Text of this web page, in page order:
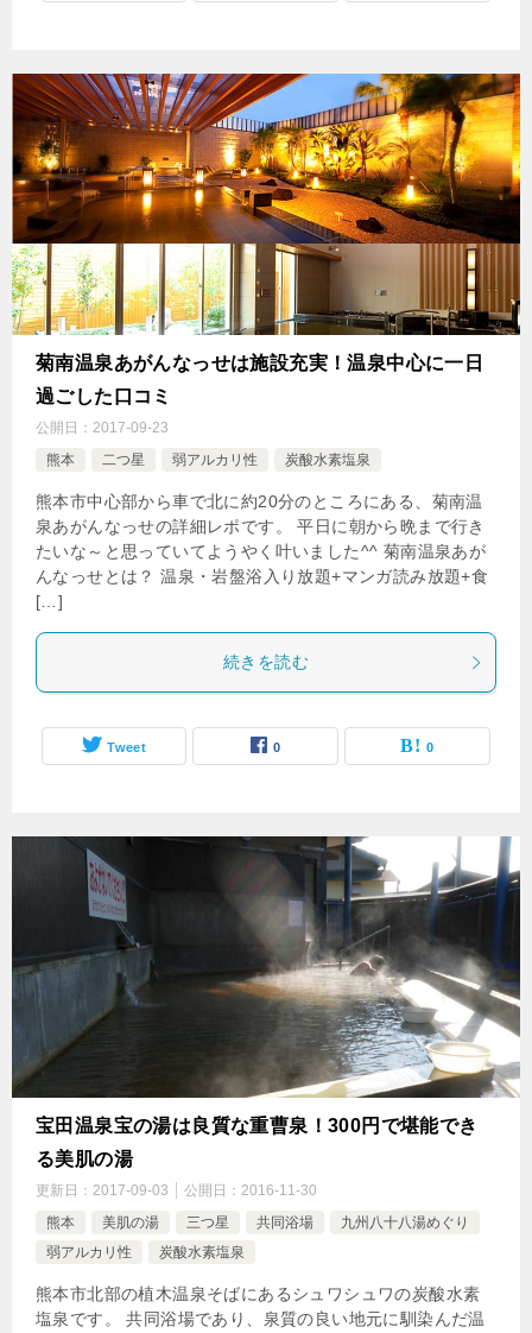
菊南温泉あがんなっせは施設充実！温泉中心に一日
過ごした口コミ
公開日： 2017-09-23
熊本
二つ星 弱アルカリ性 炭酸水素塩泉
熊本市中心部から車で北に約20分のところにある、菊南温
泉あがんなっせの詳細レポです。 平日に朝から晩まで行き
たいな～と思っていてようやく叶いました^^ 菊南温泉あが
んなっせとは？ 温泉・岩盤浴入り放題+マンガ読み放題+食
[…]
続きを読む
Tweet 0 0
宝田温泉宝の湯は良質な重曹泉！300円で堪能でき
る美肌の湯
更新日： 2017-09-03 公開日： 2016-11-30
熊本
美肌の湯 三つ星 共同浴場
九州八十八湯めぐり
弱アルカリ性
炭酸水素塩泉
熊本市北部の植木温泉そばにあるシュワシュワの炭酸水素
塩泉です。 共同浴場であり、泉質の良い地元に馴染んだ温